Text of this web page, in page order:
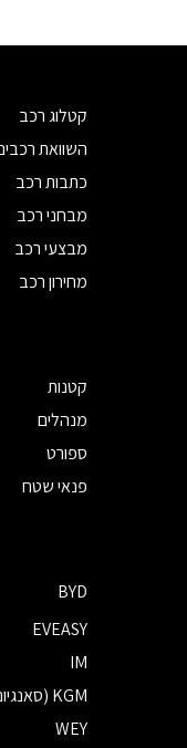
קטלוג רכב
השוואת
כתבות רכב
מבחני רכב
מבצעי רכב
מחירון רכב
קטנות
מנהלים
ספורט
פנאי שטח
BYD
EVEASY
IM
KGM (סאנגיונג)
WEY